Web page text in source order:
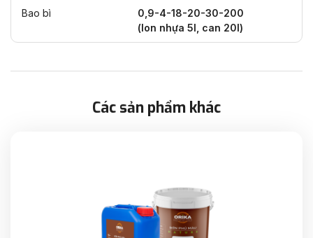
Bao bì
0,9-4-18-20-30-200
(lon nhựa 5l, can 20l)
Các sản phẩm khác